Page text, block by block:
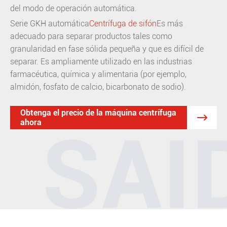
del modo de operación automática.
Serie GKH automáticaCentrífuga de sifónEs más
adecuado para separar productos tales como
granularidad en fase sólida pequeña y que es difícil de
separar. Es ampliamente utilizado en las industrias
farmacéutica, química y alimentaria (por ejemplo,
almidón, fosfato de calcio, bicarbonato de sodio).
Obtenga el precio de la máquina centrífuga
ahora
